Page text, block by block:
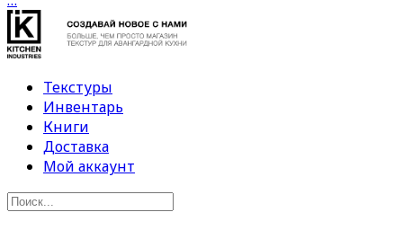
Текстуры
Инвентарь
Книги
Доставка
Мой аккаунт